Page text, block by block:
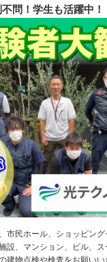
問！学生も活躍中！
市民ホール、ショッピング
設、マンション、ビル、